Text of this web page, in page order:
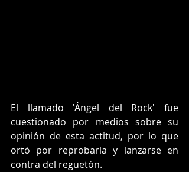
El llamado 'Ángel del Rock' fue
cuestionado por medios sobre su
opinión de esta actitud, por lo que
ortó por reprobarla y lanzarse en
contra del reguetón.